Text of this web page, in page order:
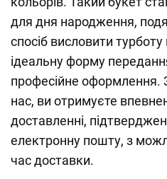
для дня народження,
спосіб висловити
ідеальну форму
професійне
нас, ви отримуєте
доставленні,
електронну пошту, з
час доставки.